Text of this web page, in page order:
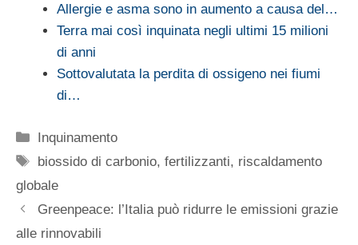
Allergie e asma sono in aumento a causa del…
Terra mai così inquinata negli ultimi 15 milioni
di anni
Sottovalutata la perdita di ossigeno nei fiumi
di…
Categorie
Inquinamento
Tag
biossido di carbonio,fertilizzanti, riscaldamento
globale
Greenpeace: l’Italia può ridurre le emissioni grazie
alle rinnovabili